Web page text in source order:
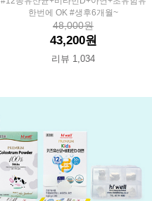
한번에 OK #생후6개월~
48,000원
43,200원
리뷰 1,034